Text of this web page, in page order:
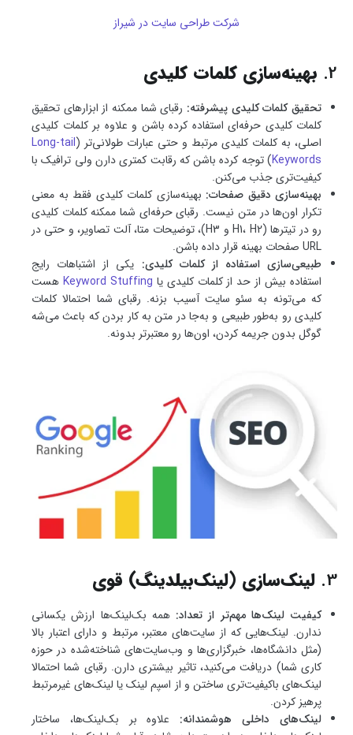
شرکت طراحی سایت در شیراز
2. بهینه‌سازی کلمات کلیدی
تحقیق کلمات کلیدی پیشرفته: رقبای شما ممکنه از ابزارهای تحقیق
کلمات کلیدی حرفه‌ای استفاده کرده باشن و علاوه بر کلمات کلیدی
اصلی، به کلمات کلیدی مرتبط و حتی عبارات طولانی‌تر (Long-tail
Keywords) توجه کرده باشن که رقابت کمتری دارن ولی ترافیک با
کیفیت‌تری جذب می‌کنن.
بهینه‌سازی دقیق صفحات: بهینه‌سازی کلمات کلیدی فقط به معنی
تکرار اون‌ها در متن نیست. رقبای حرفه‌ای شما ممکنه کلمات کلیدی
رو در تیترها (H1، H2 و H3)، توضیحات متا، آلت تصاویر، و حتی در
URL صفحات بهینه قرار داده باشن.
طبیعی‌سازی استفاده از کلمات کلیدی: یکی از اشتباهات رایج
استفاده بیش از حد از کلمات کلیدی یا Keyword Stuffing هست
که می‌تونه به سئو سایت آسیب بزنه. رقبای شما احتمالا کلمات
کلیدی رو به‌طور طبیعی و به‌جا در متن به کار بردن که باعث می‌شه
گوگل بدون جریمه کردن، اون‌ها رو معتبرتر بدونه.
3. لینک‌سازی (لینک‌بیلدینگ) قوی
کیفیت لینک‌ها مهم‌تر از تعداد: همه بک‌لینک‌ها ارزش یکسانی
ندارن. لینک‌هایی که از سایت‌های معتبر، مرتبط و دارای اعتبار بالا
(مثل دانشگاه‌ها، خبرگزاری‌ها و وب‌سایت‌های شناخته‌شده در حوزه
کاری شما) دریافت می‌کنید، تاثیر بیشتری دارن. رقبای شما احتمالا
لینک‌های باکیفیت‌تری ساختن و از اسپم لینک یا لینک‌های غیرمرتبط
پرهیز کردن.
لینک‌های داخلی هوشمندانه: علاوه بر بک‌لینک‌ها، ساختار